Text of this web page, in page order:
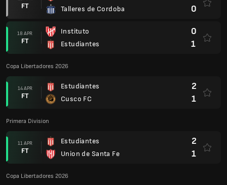
FT
Talleres de Cordoba
0
18 APR
FT
Instituto
Estudiantes
0
1
Copa Libertadores 2026
14 APR
FT
Estudiantes
Cusco FC
2
1
Primera Division
11 APR
FT
Estudiantes
Union de Santa Fe
2
1
Copa Libertadores 2026